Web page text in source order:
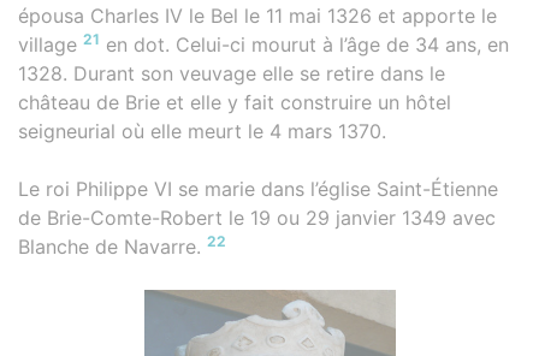
épousa Charles IV le Bel le 11 mai 1326 et apporte le
village 21 en dot. Celui-ci mourut à l’âge de 34 ans, en
1328. Durant son veuvage elle se retire dans le
château de Brie et elle y fait construire un hôtel
seigneurial où elle meurt le 4 mars 1370.
Le roi Philippe VI se marie dans l’église Saint-Étienne
de Brie-Comte-Robert le 19 ou 29 janvier 1349 avec
Blanche de Navarre. 22